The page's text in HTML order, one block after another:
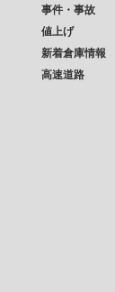
事件・事故
値上げ
新着倉庫情報
高速道路